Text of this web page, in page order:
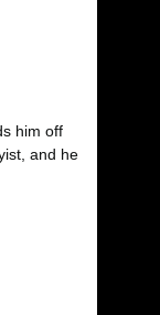
him off
and he